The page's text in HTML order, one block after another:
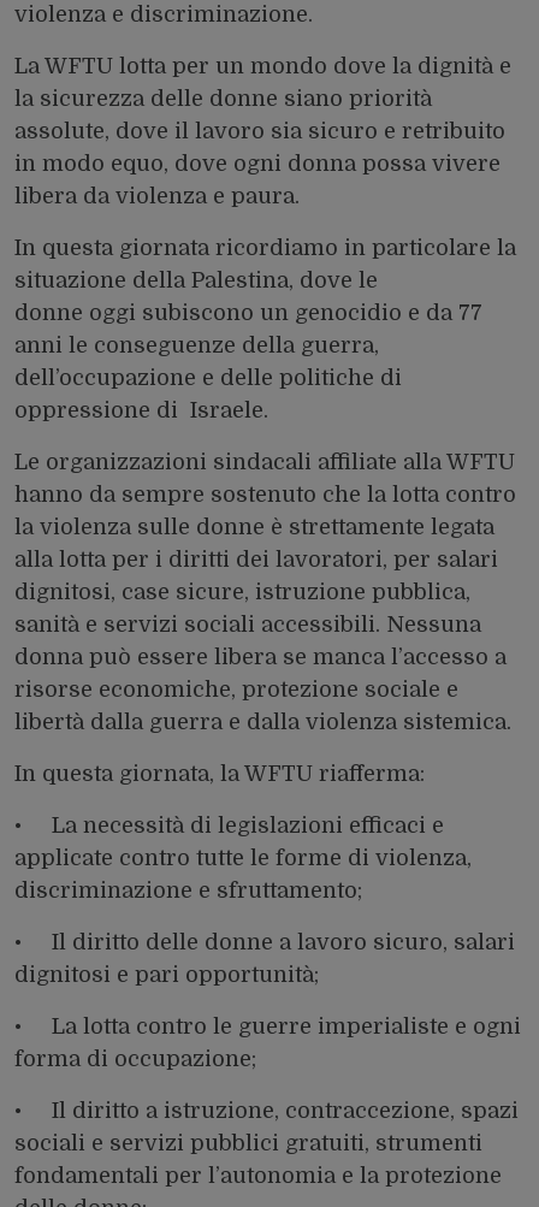
violenza e discriminazione.
La WFTU lotta per un mondo dove la dignità e
la sicurezza delle donne siano priorità
assolute, dove il lavoro sia sicuro e retribuito
in modo equo, dove ogni donna possa vivere
libera da violenza e paura.
In questa giornata ricordiamo in particolare la
situazione della Palestina, dove le
donne oggi subiscono un genocidio e da 77
anni le conseguenze della guerra,
dell’occupazione e delle politiche di
oppressione di Israele.
Le organizzazioni sindacali affiliate alla WFTU
hanno da sempre sostenuto che la lotta contro
la violenza sulle donne è strettamente legata
alla lotta per i diritti dei lavoratori, per salari
dignitosi, case sicure, istruzione pubblica,
sanità e servizi sociali accessibili. Nessuna
donna può essere libera se manca l’accesso a
risorse economiche, protezione sociale e
libertà dalla guerra e dalla violenza sistemica.
In questa giornata, la WFTU riafferma:
• La necessità di legislazioni efficaci e
applicate contro tutte le forme di violenza,
discriminazione e sfruttamento;
• Il diritto delle donne a lavoro sicuro, salari
dignitosi e pari opportunità;
• La lotta contro le guerre imperialiste e ogni
forma di occupazione;
• Il diritto a istruzione, contraccezione, spazi
sociali e servizi pubblici gratuiti, strumenti
fondamentali per l’autonomia e la protezione